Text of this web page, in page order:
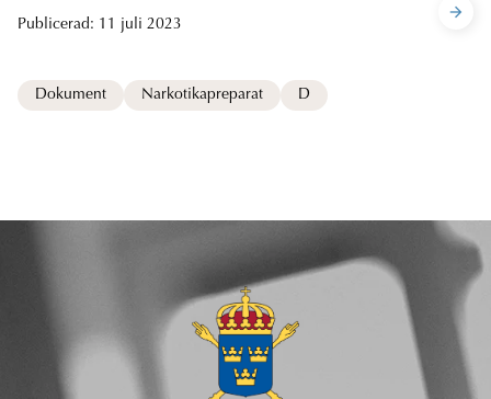
Publicerad: 11 juli 2023
Dokument Narkotikapreparat D